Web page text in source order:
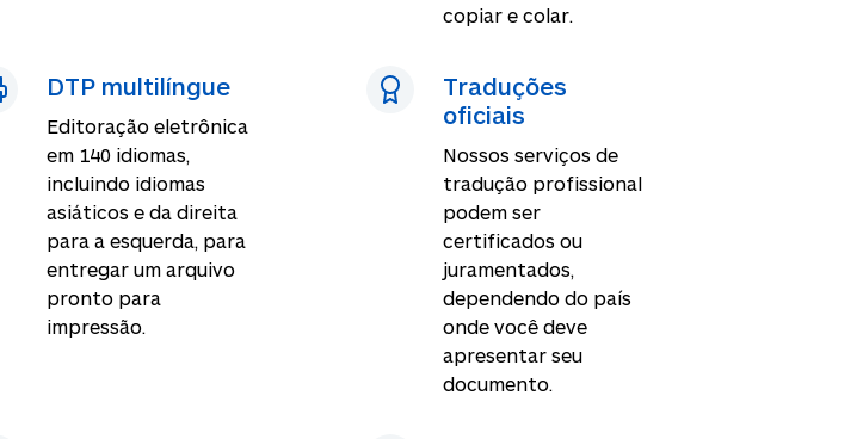
copiar e colar.
DTP multilíngue
Editoração eletrônica
em 140 idiomas,
incluindo idiomas
asiáticos e da direita
para a esquerda, para
entregar um arquivo
pronto para
impressão.
Traduções
oficiais
Nossos serviços de
tradução profissional
podem ser
certificados ou
juramentados,
dependendo do país
onde você deve
apresentar seu
documento.